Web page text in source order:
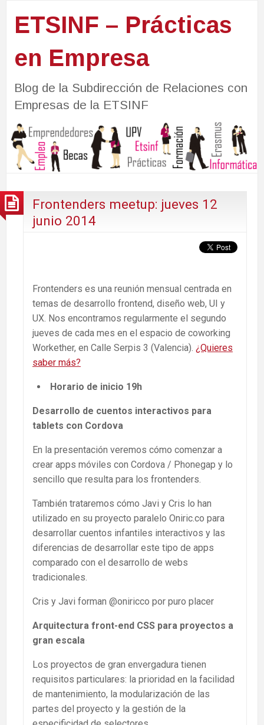
ETSINF – Prácticas
en Empresa
Blog de la Subdirección de Relaciones con
Empresas de la ETSINF
Frontenders meetup: jueves 12
junio 2014
Frontenders es una reunión mensual centrada en
temas de desarrollo frontend, diseño web, UI y
UX. Nos encontramos regularmente el segundo
jueves de cada mes en el espacio de coworking
Workether, en Calle Serpis 3 (Valencia). ¿Quieres
saber más?
Horario de inicio 19h
Desarrollo de cuentos interactivos para
tablets con Cordova
En la presentación veremos cómo comenzar a
crear apps móviles con Cordova / Phonegap y lo
sencillo que resulta para los frontenders.
También trataremos cómo Javi y Cris lo han
utilizado en su proyecto paralelo Oniric.co para
desarrollar cuentos infantiles interactivos y las
diferencias de desarrollar este tipo de apps
comparado con el desarrollo de webs
tradicionales.
Cris y Javi forman @oniricco por puro placer
Arquitectura front-end CSS para proyectos a
gran escala
Los proyectos de gran envergadura tienen
requisitos particulares: la prioridad en la facilidad
de mantenimiento, la modularización de las
partes del proyecto y la gestión de la